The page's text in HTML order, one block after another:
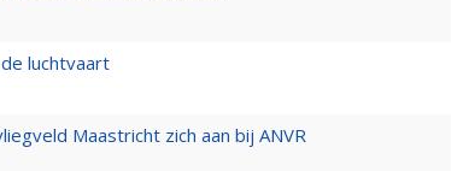
luchtvaart
Maastricht zich aan bij ANVR